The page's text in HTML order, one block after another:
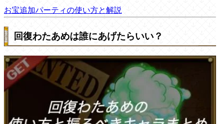
お宝追加パーティの使い方と解説
回復わたあめは誰にあげたらいい？